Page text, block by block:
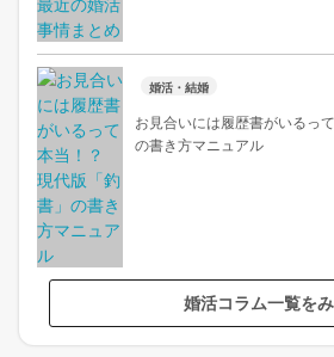
婚活・結婚
お見合いには履歴書がいるっ
の書き方マニュアル
婚活コラム一覧を